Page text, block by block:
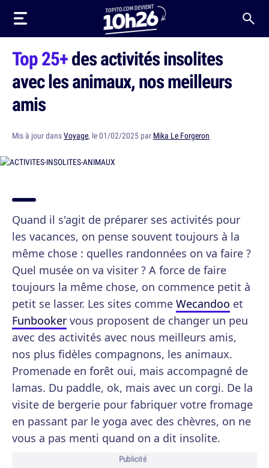
Top 25+des activités insolites
avec les animaux, nos meilleurs
amis
Mis à jour dansVoyage, le 01/02/2025 par Mika Le Forgeron
Quand il s'agit de préparer ses activités pour
les vacances, on pense souvent toujours à la
même chose : quelles randonnées on va faire ?
Quel musée on va visiter ? A force de faire
toujours la même chose, on commence petit à
petit se lasser. Les sites comme Wecandoo et
Funbooker vous proposent de changer un peu
avec des activités avec nous meilleurs amis,
nos plus fidèles compagnons, les animaux.
Promenade en forêt oui, mais accompagné de
lamas. Du paddle, ok, mais avec un corgi. De la
visite de bergerie pour fabriquer votre fromage
en passant par le yoga avec des chèvres, on ne
vous a pas menti quand on a dit insolite.
Publicité